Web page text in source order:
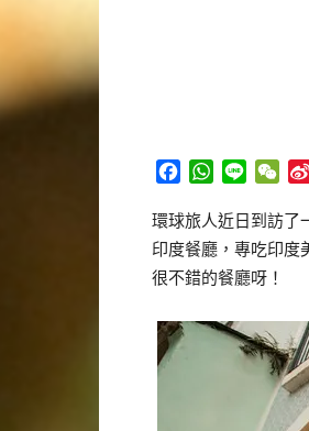
Facebook
WhatsApp
Line
環球旅人近日到訪了
印度餐廳，專吃印度
很不錯的餐廳呀！